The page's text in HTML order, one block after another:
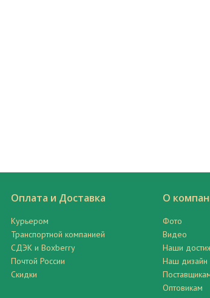
Оплата и Доставка
Курьером
Транспортной компанией
СДЭК и Boxberry
Почтой России
Скидки
О
Фото
Видео
Наши
Наш дизайн
Оптовикам